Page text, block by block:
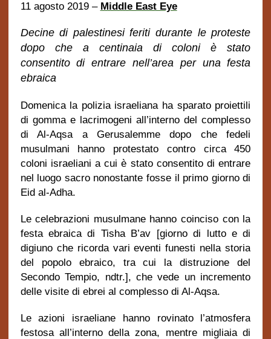
11 agosto 2019 – Middle East Eye
Decine di palestinesi feriti durante le proteste
dopo che a centinaia di coloni è stato
consentito di entrare nell’area per una festa
ebraica
Domenica la polizia israeliana ha sparato proiettili
di gomma e lacrimogeni all’interno del complesso
di Al-Aqsa a Gerusalemme dopo che fedeli
musulmani hanno protestato contro circa 450
coloni israeliani a cui è stato consentito di entrare
nel luogo sacro nonostante fosse il primo giorno di
Eid al-Adha.
Le celebrazioni musulmane hanno coinciso con la
festa ebraica di Tisha B’av [giorno di lutto e di
digiuno che ricorda vari eventi funesti nella storia
del popolo ebraico, tra cui la distruzione del
Secondo Tempio, ndtr.], che vede un incremento
delle visite di ebrei al complesso di Al-Aqsa.
Le azioni israeliane hanno rovinato l’atmosfera
festosa all’interno della zona, mentre migliaia di